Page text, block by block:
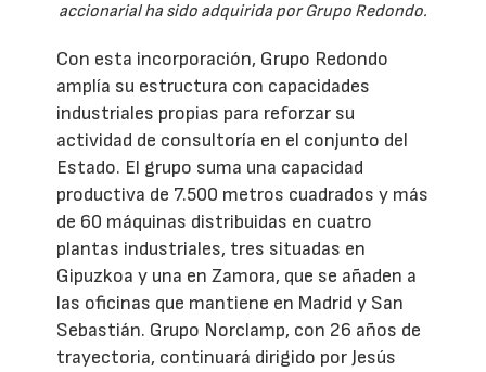
accionarial ha sido adquirida por Grupo Redondo.
Con esta incorporación, Grupo Redondo
amplía su estructura con capacidades
industriales propias para reforzar su
actividad de consultoría en el conjunto del
Estado. El grupo suma una capacidad
productiva de 7.500 metros cuadrados y más
de 60 máquinas distribuidas en cuatro
plantas industriales, tres situadas en
Gipuzkoa y una en Zamora, que se añaden a
las oficinas que mantiene en Madrid y San
Sebastián. Grupo Norclamp, con 26 años de
trayectoria, continuará dirigido por Jesús